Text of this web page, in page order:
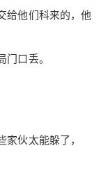
给他们科来的，他
口丢。
伙太能躲了，
寰！！！多人
【警察何
！！】 【凶
张照片，都
的黑帮火
， 而凶虎更
上。 “他一定
城市的某